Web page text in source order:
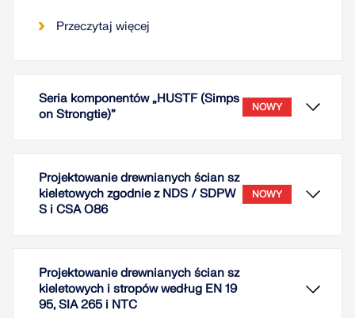
Przeczytaj więcej
Seria komponentów „HUSTF (Simps
on Strongtie)”
NOWY
Projektowanie drewnianych ścian sz
kieletowych zgodnie z NDS / SDPW
S i CSA O86
NOWY
Projektowanie drewnianych ścian sz
kieletowych i stropów według EN 19
95, SIA 265 i NTC